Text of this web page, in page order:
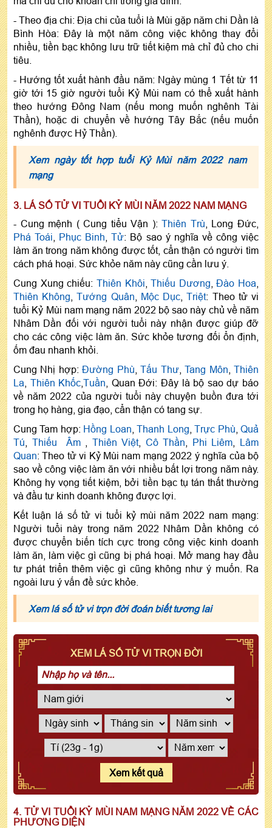
- Theo địa chi: Địa chi của tuổi là Mùi gặp năm chi Dần là
Bình Hòa: Đây là một năm công việc không thay đổi
nhiều, tiền bạc không lưu trữ tiết kiệm mà chỉ đủ cho chi
tiêu.
- Hướng tốt xuất hành đầu năm: Ngày mùng 1 Tết từ 11
giờ tới 15 giờ người tuổi Kỷ Mùi nam có thể xuất hành
theo hướng Đông Nam (nếu mong muốn nghênh Tài
Thần), hoặc di chuyển về hướng Tây Bắc (nếu muốn
nghênh được Hỷ Thần).
Xem ngày tốt hợp tuổi Kỷ Mùi năm 2022 nam
mạng
3. LÁ SỐ TỬ VI TUỔI KỶ MÙI NĂM 2022 NAM MẠNG
- Cung mệnh ( Cung tiểu Vận ):Thiên Trù , Long Đức,
Phá Toái
Phục Binh ,Tử: Bộ sao ý nghĩa về công việc
làm ăn trong năm không được tốt, cẩn thận có người tìm
cách phá hoại. Sức khỏe năm này cũng cần lưu ý.
Cung Xung chiếu: Thiên Khôi ,Thiếu Dương Đào Hoa
Thiên Không ,Tướng Quân Mộc Dục ,Triệt: Theo tử vi
tuổi Kỷ Mùi nam mạng năm 2022 bộ sao này chủ về năm
Nhâm Dần đối với người tuổi này nhận được giúp đỡ
cho các công việc làm ăn. Sức khỏe tương đối ổn định,
ốm đau nhanh khỏi.
Cung Nhị hợp:Đường Phù ,Tấu Thư,Tang Môn ,Thiên
La
Thiên Khốc ,Tuần , Quan Đới: Đây là bộ sao dự báo
về năm 2022 của người tuổi này chuyện buồn đưa tới
trong họ hàng, gia đạo, cẩn thận có tang sự.
Cung Tam hợp: Hồng Loan ,Thanh Long ,Trực Phù ,Quả
Tú
Thiếu Âm, Thiên Việt, Cô Thần Phi Liêm
Lâm
Quan: Theo tử vi Kỷ Mùi nam mạng 2022 ý nghĩa của bộ
sao về công việc làm ăn với nhiều bất lợi trong năm này.
Không hy vọng tiết kiệm, bởi tiền bạc tụ tán thất thường
và đầu tư kinh doanh không được lợi.
Kết luận lá số tử vi tuổi kỷ mùi năm 2022 nam mạng:
Người tuổi này trong năm 2022 Nhâm Dần không có
được chuyển biến tích cực trong công việc kinh doanh
làm ăn, làm việc gì cũng bị phá hoại. Mở mang hay đầu
tư phát triển thêm việc gì cũng không như ý muốn. Ra
ngoài lưu ý vấn đề sức khỏe.
Xem lá số tử vi trọn đời đoán biết tương lai
XEM LÁ SỐ TỬ VI TRỌN ĐỜI
Xem kết quả
4. TỬ VI TUỔI KỶ MÙI NAM MẠNG NĂM 2022 VỀ CÁC
PHƯƠNG DIỆN